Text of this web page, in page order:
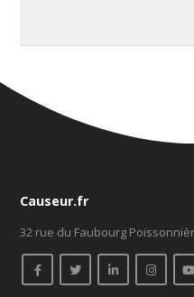
Causeur.fr
32 rue du Faubourg